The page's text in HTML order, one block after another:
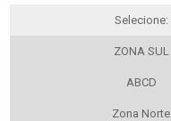
Selecione:
ZONA SUL
ABCD
Zona Norte